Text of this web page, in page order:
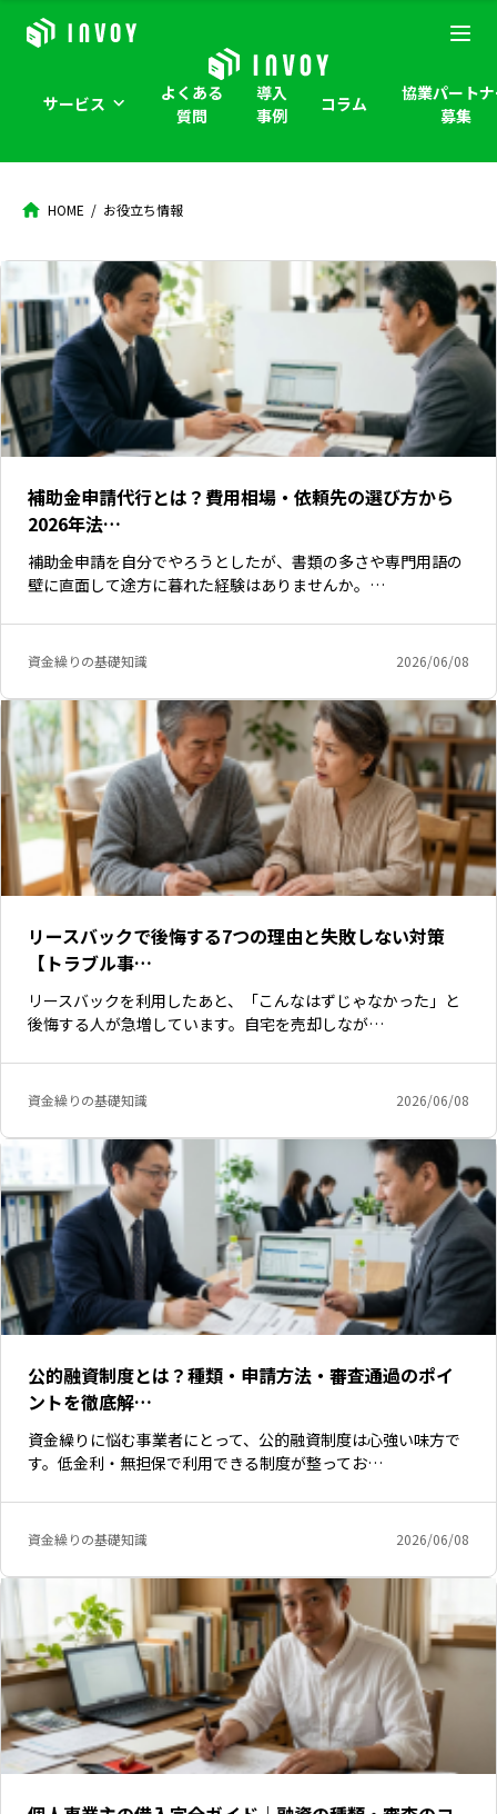
サービス
よくある
質問
導入
事例
コラム
協業パート
募集
HOME お役立ち情報
補助金申請代行とは？費用相場・依頼先の選び方から
2026年法…
補助金申請を自分でやろうとしたが、書類の多さや専門用語の
壁に直面して途方に暮れた経験はありませんか。…
資金繰りの基礎知識 2026/06/08
リースバックで後悔する7つの理由と失敗しない対策
【トラブル事…
リースバックを利用したあと、「こんなはずじゃなかった」と
後悔する人が急増しています。自宅を売却しなが…
資金繰りの基礎知識 2026/06/08
公的融資制度とは？種類・申請方法・審査通過のポイ
ントを徹底解…
資金繰りに悩む事業者にとって、公的融資制度は心強い味方で
す。低金利・無担保で利用できる制度が整ってお…
資金繰りの基礎知識 2026/06/08